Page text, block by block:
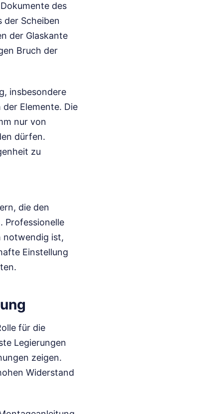
des
der Scheiben
der Glaskante
Bruch der
insbesondere
Elemente. Die
nur von
dürfen.
zu
die den
Professionelle
notwendig ist,
Einstellung
für die
Legierungen
zeigen.
Widerstand